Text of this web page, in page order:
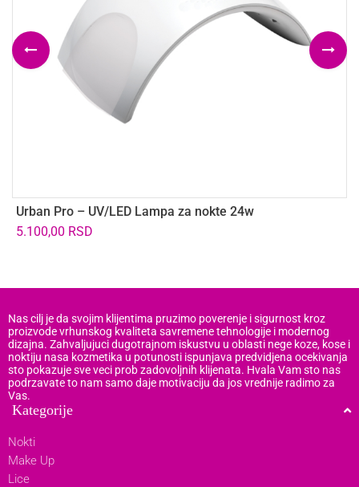
Urban Pro – UV/LED Lampa za nokte 24w
5.100,00 RSD
Nas cilj je da svojim klijentima pruzimo poverenje i sigurnost kroz
proizvode vrhunskog kvaliteta savremene tehnologije i modernog
dizajna. Zahvaljujuci dugotrajnom iskustvu u oblasti nege koze, kose i
noktiju nasa kozmetika u potunosti ispunjava predvidjena ocekivanja
sto pokazuje sve veci prob zadovoljnih klijenata. Hvala Vam sto nas
podrzavate to nam samo daje motivaciju da jos vrednije radimo za
Vas.
Kategorije
Nokti
Make Up
Lice